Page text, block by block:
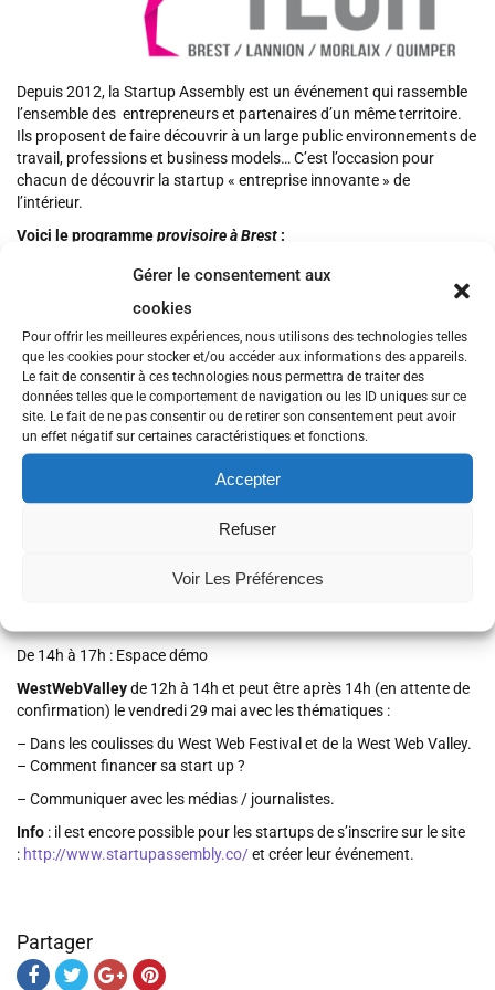
Gérer le consentement aux
cookies
Pour offrir les meilleures expériences, nous utilisons des technologies telles
que les cookies pour stocker et/ou accéder aux informations des appareils.
Le fait de consentir à ces technologies nous permettra de traiter des
données telles que le comportement de navigation ou les ID uniques sur ce
site. Le fait de ne pas consentir ou de retirer son consentement peut avoir
un effet négatif sur certaines caractéristiques et fonctions.
Accepter
Refuser
Voir Les Préférences
Depuis 2012, la Startup Assembly est un événement qui rassemble
l’ensemble des entrepreneurs et partenaires d’un même territoire.
Ils proposent de faire découvrir à un large public environnements de
travail, professions et business models… C’est l’occasion pour
chacun de découvrir la startup « entreprise innovante » de
l’intérieur.
Voici le programmeprovisoire à Brest :
– le mercredi 27 mai – lieu à trouver – pour débuter
thématiques :
– Comment mettre en place un réseau de prescripteurs efficaces ?
– Maîtriser son positionnement et réussir son plan marketing
– Aventure startup: les entrepreneurs partagent les moments
La Cantine – An Daol Vrasde 12h à 17h00 le jeudi 28 mai avec les
– Monter sa startup n’est pas une course en solitaire
De 14h à 17h : Espace démo
WestWebValleyde 12h à 14h et peut être après 14h (en attente de
confirmation) le vendredi 29 mai avec les thématiques :
– Dans les coulisses du West Web Festival et de la West Web Valley.
– Comment financer sa start up ?
– Communiquer avec les médias / journalistes.
Info : il est encore possible pour les startups de s’inscrire sur le site
: http://www.startupassembly.co/et créer leur événement.
Partager